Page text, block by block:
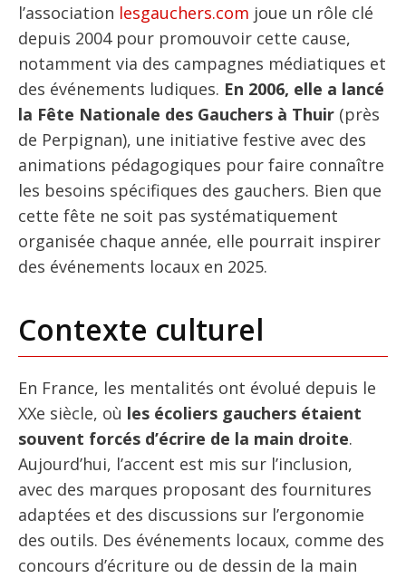
l’association lesgauchers.com joue un rôle clé
depuis 2004 pour promouvoir cette cause,
notamment via des campagnes médiatiques et
des événements ludiques. En 2006, elle a lancé
la Fête Nationale des Gauchers à Thuir (près
de Perpignan), une initiative festive avec des
animations pédagogiques pour faire connaître
les besoins spécifiques des gauchers. Bien que
cette fête ne soit pas systématiquement
organisée chaque année, elle pourrait inspirer
des événements locaux en 2025.
Contexte culturel
En France, les mentalités ont évolué depuis le
XXe siècle, où les écoliers gauchers étaient
souvent forcés d’écrire de la main droite.
Aujourd’hui, l’accent est mis sur l’inclusion,
avec des marques proposant des fournitures
adaptées et des discussions sur l’ergonomie
des outils. Des événements locaux, comme des
concours d’écriture ou de dessin de la main